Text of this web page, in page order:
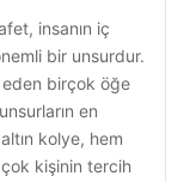
insanın iç
bir unsurdur.
eden birçok öğe
en
kolye, hem
çok kişinin tercih